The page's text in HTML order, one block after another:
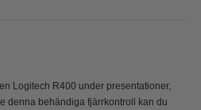
Logitech R400 under presentationer,
denna behändiga fjärrkontroll kan du